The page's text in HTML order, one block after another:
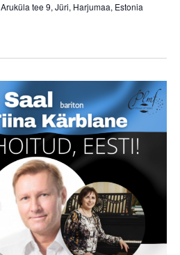
Aruküla tee 9, Jüri, Harjumaa, Estonia